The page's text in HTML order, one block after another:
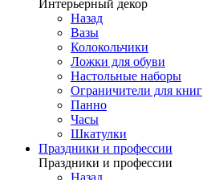
Интерьерный декор
Назад
Вазы
Колокольчики
Ложки для обуви
Настольные наборы
Ограничители для книг
Панно
Часы
Шкатулки
Праздники и профессии
Праздники и профессии
Назад